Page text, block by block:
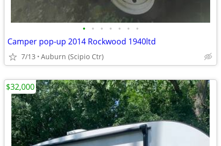
• • • • • • •
Camper pop-up 2014 Rockwood 1940ltd
7/13 Auburn (Scipio Ctr)
$32,000